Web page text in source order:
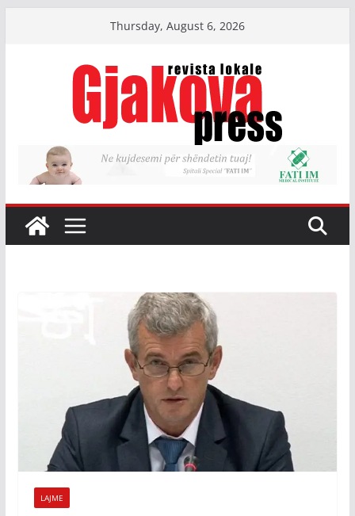
Thursday, August 6, 2026
LAJME